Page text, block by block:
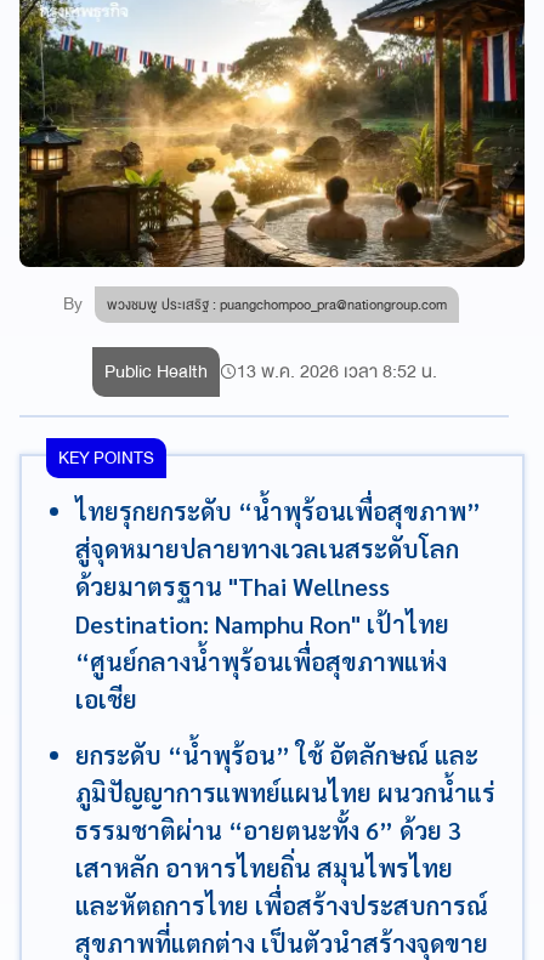
By พวงชมพู ประเสริฐ :puangchompoo_pra@nationgroup.com
Public Health 13 พ.ค. 2026 เวลา 8:52 น.
KEY POINTS
ไทยรุกยกระดับ “น้ำพุร้อนเพื่อสุขภาพ”
สู่จุดหมายปลายทางเวลเนสระดับโลก
ด้วยมาตรฐาน "Thai Wellness
Destination: Namphu Ron" เป้าไทย
“ศูนย์กลางน้ำพุร้อนเพื่อสุขภาพแห่ง
เอเชีย
ยกระดับ “น้ำพุร้อน” ใช้ อัตลักษณ์ และ
ภูมิปัญญาการแพทย์แผนไทย ผนวกน้ำแร่
ธรรมชาติผ่าน “อายตนะทั้ง 6” ด้วย 3
เสาหลัก อาหารไทยถิ่น สมุนไพรไทย
และหัตถการไทย เพื่อสร้างประสบการณ์
สุขภาพที่แตกต่าง เป็นตัวนำสร้างจุดขาย